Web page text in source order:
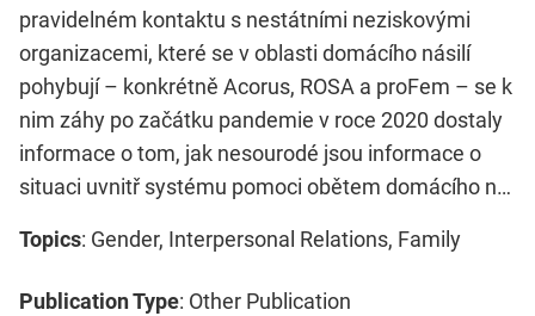
pravidelném kontaktu s nestátními neziskovými
organizacemi, které se v oblasti domácího násilí
pohybují – konkrétně Acorus, ROSA a proFem – se k
nim záhy po začátku pandemie v roce 2020 dostaly
informace o tom, jak nesourodé jsou informace o
situaci uvnitř systému pomoci obětem domácího n…
Topics: Gender, Interpersonal Relations, Family
Publication Type: Other Publication